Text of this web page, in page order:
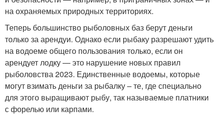
на охраняемых природных территориях.
Теперь большинство рыболовных баз берут деньги
только за арендуи. Однако если рыбаку разрешают удить
на водоеме общего пользования только, если он
арендует лодку — это нарушение новых правил
рыболовства 2023. Единственные водоемы, которые
могут взимать деньги за рыбалку – те, где специально
для этого выращивают рыбу, так называемые платники
с форелью или карпами.